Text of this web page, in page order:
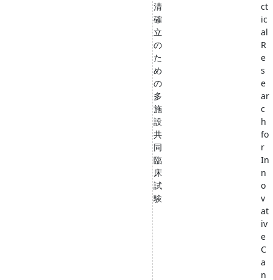
清
確
立
の
た
め
の
多
施
設
共
同
臨
床
試
験
ct
ic
al
R
e
s
e
ar
c
h
fo
r
In
n
o
v
at
iv
e
C
a
n